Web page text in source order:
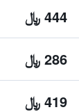
444 ﷼
286 ﷼
419 ﷼